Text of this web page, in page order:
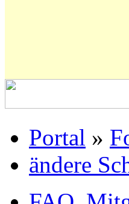
Portal »
ändere